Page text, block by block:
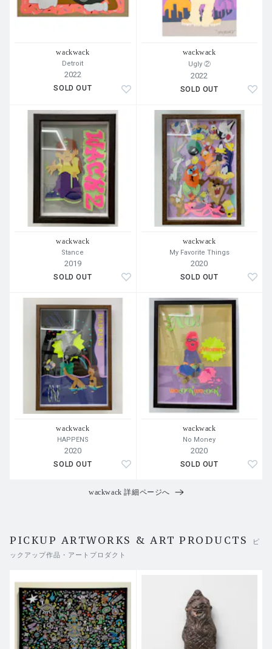
wackwack
Detroit
2022
SOLD OUT
wackwack
Ugly ②
2022
SOLD OUT
wackwack
Stance
2019
SOLD OUT
wackwack
My Favorite Things
2020
SOLD OUT
wackwack
HAPPENS
2020
SOLD OUT
wackwack
No Money
2020
SOLD OUT
wackwack 詳細ページへ
PICKUP ARTWORKS & ART PRODUCTS
ピ
ックアップ作品・アートプロダクト